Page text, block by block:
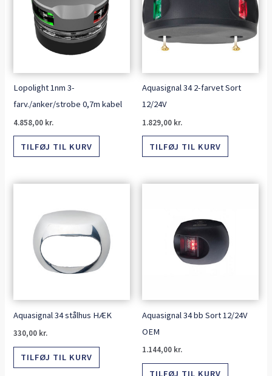
Lopolight 1nm 3-
farv./anker/strobe 0,7m kabel
4.858,00 kr.
TILFØJ TIL KURV
Aquasignal 34 2-farvet Sort
12/24V
1.829,00 kr.
TILFØJ TIL KURV
Aquasignal 34 stålhus HÆK
330,00 kr.
TILFØJ TIL KURV
Aquasignal 34 bb Sort 12/24V
OEM
1.144,00 kr.
TILFØJ TIL KURV